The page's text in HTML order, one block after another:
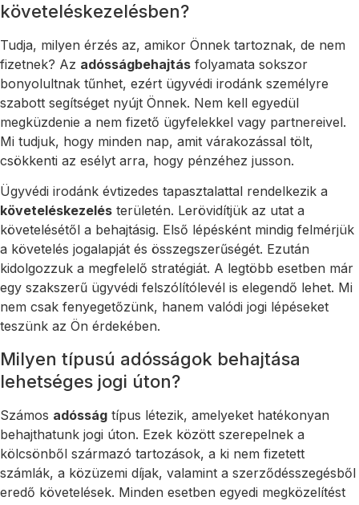
követeléskezelésben?
Tudja, milyen érzés az, amikor Önnek tartoznak, de nem
fizetnek? Az adósságbehajtás folyamata sokszor
bonyolultnak tűnhet, ezért ügyvédi irodánk személyre
szabott segítséget nyújt Önnek. Nem kell egyedül
megküzdenie a nem fizető ügyfelekkel vagy partnereivel.
Mi tudjuk, hogy minden nap, amit várakozással tölt,
csökkenti az esélyt arra, hogy pénzéhez jusson.
Ügyvédi irodánk évtizedes tapasztalattal rendelkezik a
követeléskezelés területén. Lerövidítjük az utat a
követelésétől a behajtásig. Első lépésként mindig felmérjük
a követelés jogalapját és összegszerűségét. Ezután
kidolgozzuk a megfelelő stratégiát. A legtöbb esetben már
egy szakszerű ügyvédi felszólítólevél is elegendő lehet. Mi
nem csak fenyegetőzünk, hanem valódi jogi lépéseket
teszünk az Ön érdekében.
Milyen típusú adósságok behajtása
lehetséges jogi úton?
Számos adósság típus létezik, amelyeket hatékonyan
behajthatunk jogi úton. Ezek között szerepelnek a
kölcsönből származó tartozások, a ki nem fizetett
számlák, a közüzemi díjak, valamint a szerződésszegésből
eredő követelések. Minden esetben egyedi megközelítést